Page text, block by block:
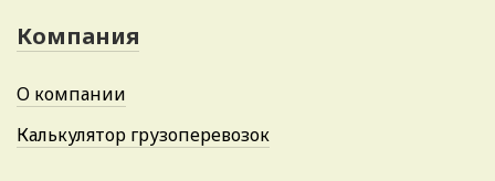
Компания
О компании
Калькулятор грузоперевозок